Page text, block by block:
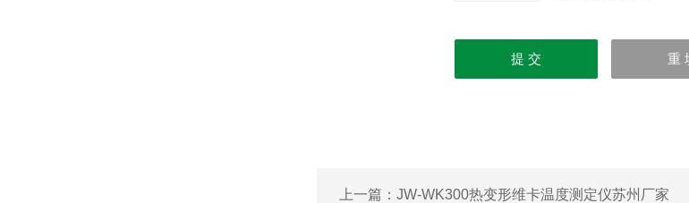
上一篇： JW-WK300热变形维卡温度测定仪苏州厂家